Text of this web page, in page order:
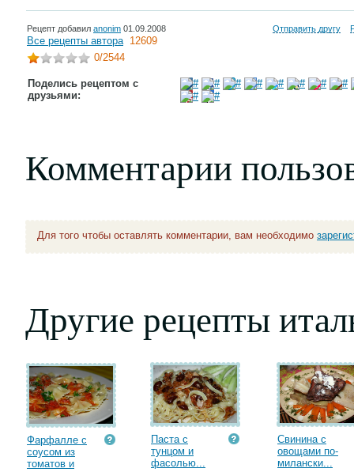
Рецепт добавил anonim 01.09.2008 Отправить другу
Все рецепты автора 12609
0/2544
Поделись рецептом с
друзьями:
Комментарии
Для того чтобы оставлять комментарии, вам необходимо
Другие рецепты
Фарфалле с
соусом из
томатов и
Паста с
тунцом и
фасолью...
Свинина с
овощами по-
милански...